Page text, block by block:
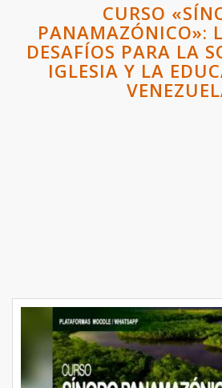
CURSO
PANAMAZÓNICO»:
DESAFÍOS PARA LA
IGLESIA Y LA